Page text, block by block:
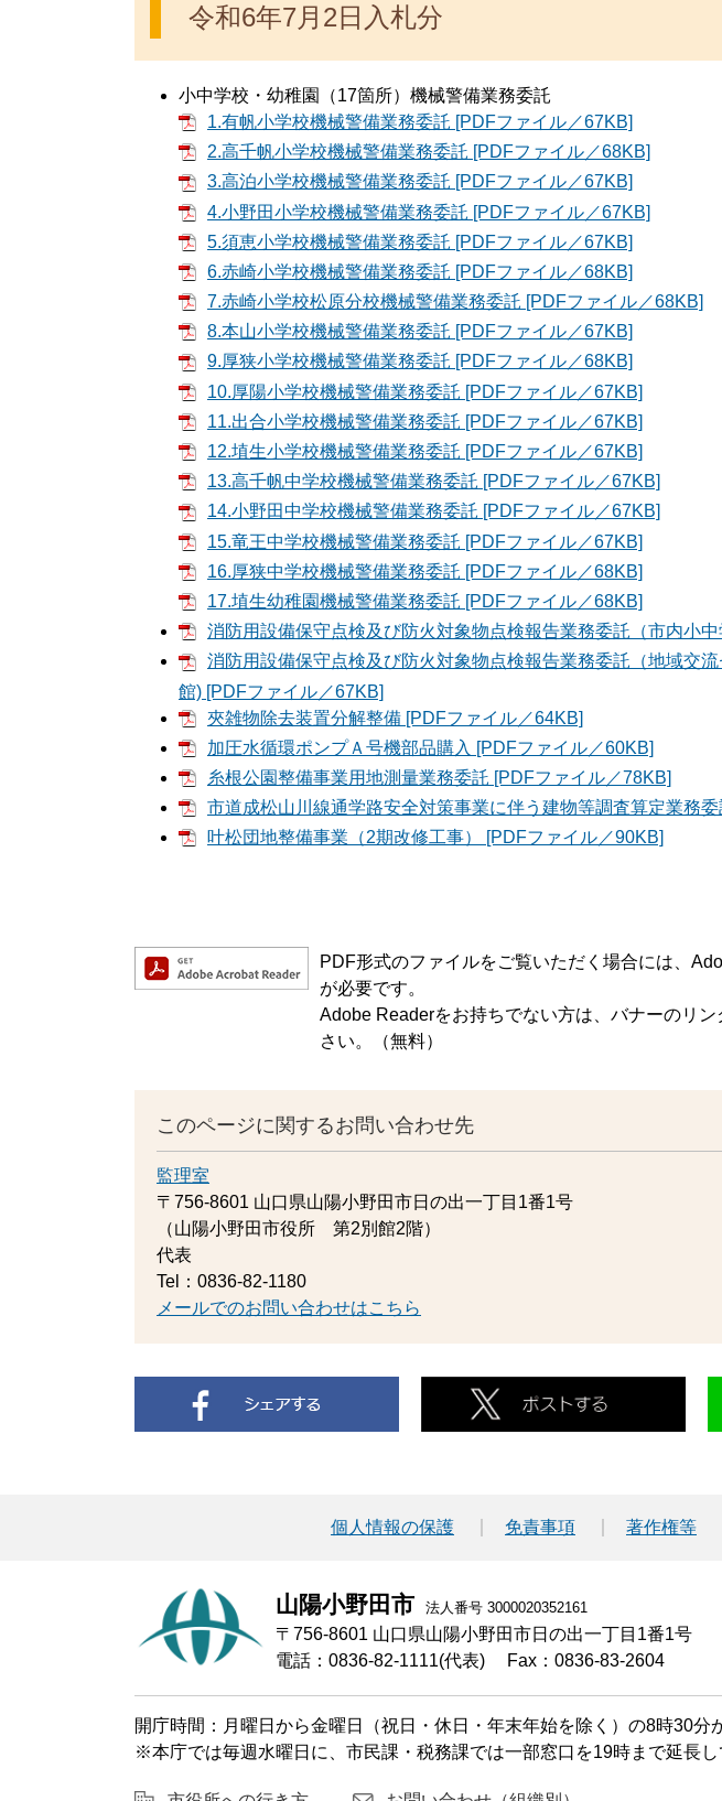
令和6年7月2日入札分
小中学校・幼稚園（17箇所）機械警備業務委託
1.有帆小学校機械警備業務委託 [PDFファイル／67KB]
2.高千帆小学校機械警備業務委託 [PDFファイル／68KB]
3.高泊小学校機械警備業務委託 [PDFファイル／67KB]
4.小野田小学校機械警備業務委託 [PDFファイル／67KB]
5.須恵小学校機械警備業務委託 [PDFファイル／67KB]
6.赤崎小学校機械警備業務委託 [PDFファイル／68KB]
7.赤崎小学校松原分校機械警備業務委託 [PDFファイル／68KB]
8.本山小学校機械警備業務委託 [PDFファイル／67KB]
9.厚狭小学校機械警備業務委託 [PDFファイル／68KB]
10.厚陽小学校機械警備業務委託 [PDFファイル／67KB]
11.出合小学校機械警備業務委託 [PDFファイル／67KB]
12.埴生小学校機械警備業務委託 [PDFファイル／67KB]
13.高千帆中学校機械警備業務委託 [PDFファイル／67KB]
14.小野田中学校機械警備業務委託 [PDFファイル／67KB]
15.竜王中学校機械警備業務委託 [PDFファイル／67KB]
16.厚狭中学校機械警備業務委託 [PDFファイル／68KB]
17.埴生幼稚園機械警備業務委託 [PDFファイル／68KB]
消防用設備保守点検及び防火対象物点検報告業務委託（市内小
消防用設備保守点検及び防火対象物点検報告業務委託（地域交
館) [PDFファイル／67KB]
夾雑物除去装置分解整備 [PDFファイル／64KB]
加圧水循環ポンプＡ号機部品購入 [PDFファイル／60KB]
糸根公園整備事業用地測量業務委託 [PDFファイル／78KB]
市道成松山川線通学路安全対策事業に伴う建物等調査算定業務
叶松団地整備事業（2期改修工事） [PDFファイル／90KB]
PDF形式のファイルをご覧いただく場合には、
が必要です。
Adobe Readerをお持ちでない方は、バナーのリ
さい。（無料）
このページに関するお問い合わせ先
監理室
〒756-8601 山口県山陽小野田市日の出一丁目1番1号
（山陽小野田市役所 第2別館2階）
代表
Tel：0836-82-1180
メールでのお問い合わせはこちら
個人情報の保護 免責事項 著作権等
山陽小野田市 法人番号 3000020352161
〒756-8601 山口県山陽小野田市日の出一丁目1番1号
電話：0836-82-1111(代表)
Fax：0836-83-2604
開庁時間：月曜日から金曜日（祝日・休日・年末年始を除く）の8時30分
※本庁では毎週水曜日に、市民課・税務課では一部窓口を19時まで延長し